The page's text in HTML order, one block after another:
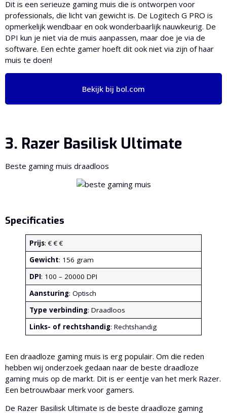
Dit is een serieuze gaming muis die is ontworpen voor
professionals, die licht van gewicht is. De Logitech G PRO is
opmerkelijk wendbaar en ook wonderbaarlijk nauwkeurig. De
DPI kun je niet via de muis aanpassen, maar doe je via de
software. Een echte gamer hoeft dit ook niet via zijn of haar
muis te doen!
Bekijk bij bol.com
3. Razer Basilisk Ultimate
Beste gaming muis draadloos
Specificaties
Prijs: € € €
Gewicht: 156 gram
DPI: 100 – 20000 DPI
Aansturing: Optisch
Type verbinding: Draadloos
Links- of rechtshandig: Rechtshandig
Een draadloze gaming muis is erg populair. Om die reden
hebben wij onderzoek gedaan naar de beste draadloze
gaming muis op de markt. Dit is er eentje van het merk Razer.
Een betrouwbaar merk voor gamers.
De Razer Basilisk Ultimate is de beste draadloze gaming